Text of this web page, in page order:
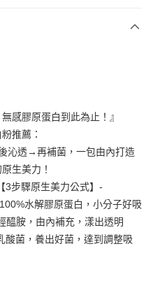
戶可立即使用無須另外申請。
感膠原蛋白到此為止！』
推薦：
沁透→再補菌，一包由內打造
生美力！
3步驟原生美力公式】-
水解膠原蛋白，小分子好吸
醯胺，由內補充，漾出透明
酸菌，養出好菌，達到調整吸